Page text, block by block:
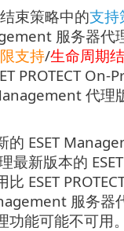
束策略中的支持
服务器代
支持/生命周期
PROTECT On-
代理
的 ESET
最新版本的
ESET
服务器
能可能不可用。